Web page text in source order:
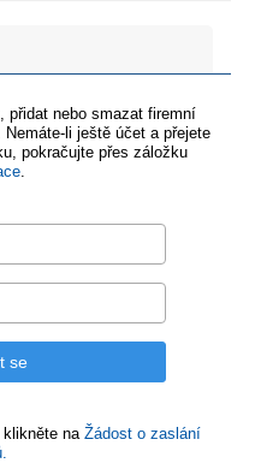
přidat nebo smazat firemní
li ještě účet a přejete
pokračujte přes záložku
.
klikněte na Žádost o zaslání